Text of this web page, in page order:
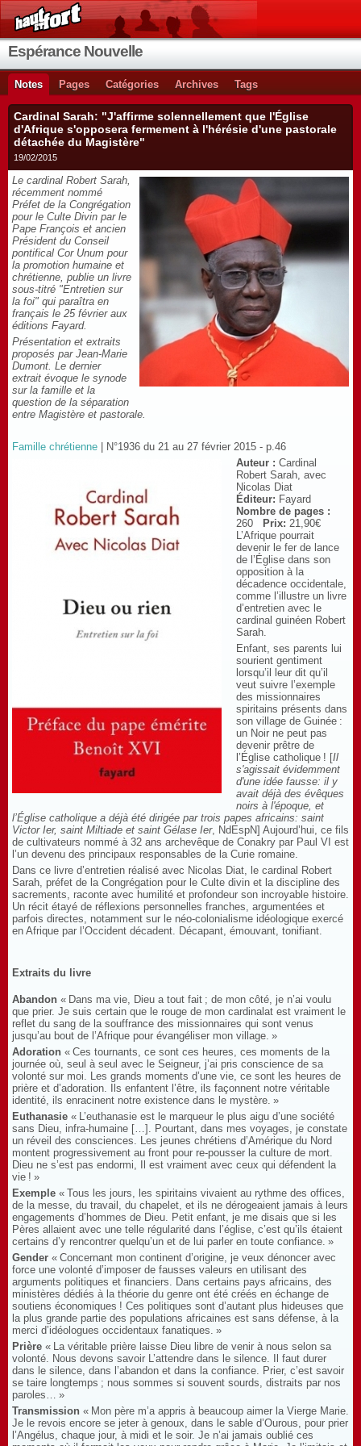
Espérance Nouvelle
Notes Pages Catégories Archives Tags
Cardinal Sarah: "J'affirme solennellement que l'Église
d'Afrique s'opposera fermement à l'hérésie d'une pastorale
détachée du Magistère"
19/02/2015
Le cardinal Robert Sarah,
récemment nommé
Préfet de la Congrégation
pour le Culte Divin par le
Pape François et ancien
Président du Conseil
pontifical Cor Unum pour
la promotion humaine et
chrétienne, publie un livre
sous-titré "Entretien sur
la foi" qui paraîtra en
français le 25 février aux
éditions Fayard.
Présentation et extraits
proposés par Jean-Marie
Dumont. Le dernier
extrait évoque le synode
sur la famille et la
question de la séparation
entre Magistère et pastorale.
Famille chrétienne | N°1936 du 21 au 27 février 2015 - p.46
Auteur :Cardinal
Robert Sarah, avec
Nicolas Diat
Éditeur: Fayard
Nombre de pages :
260
Prix: 21,90€
L’Afrique pourrait
devenir le fer de lance
de l’Église dans son
opposition à la
décadence occidentale,
comme l’illustre un livre
d’entretien avec le
cardinal guinéen Robert
Sarah.
Enfant, ses parents lui
sourient gentiment
lorsqu’il leur dit qu’il
veut suivre l’exemple
des missionnaires
spiritains présents dans
son village de Guinée :
un Noir ne peut pas
devenir prêtre de
l’Église catholique ! [Il
s'agissait évidemment
d'une idée fausse: il y
avait déjà des évêques
noirs à l'époque, et
l’Église catholique a déjà été dirigée par trois papes africains: saint
Victor Ier, saint Miltiade et saint Gélase Ier, NdEspN] Aujourd’hui, ce fils
de cultivateurs nommé à 32 ans archevêque de Conakry par Paul VI est
l’un devenu des principaux responsables de la Curie romaine.
Dans ce livre d’entretien réalisé avec Nicolas Diat, le cardinal Robert
Sarah, préfet de la Congrégation pour le Culte divin et la discipline des
sacrements, raconte avec humilité et profondeur son incroyable histoire.
Un récit étayé de réflexions personnelles franches, argumentées et
parfois directes, notamment sur le néo-colonialisme idéologique exercé
en Afrique par l’Occident décadent. Décapant, émouvant, tonifiant.
Extraits du livre
Abandon « Dans ma vie, Dieu a tout fait ; de mon côté, je n’ai voulu
que prier. Je suis certain que le rouge de mon cardinalat est vraiment le
reflet du sang de la souffrance des missionnaires qui sont venus
jusqu’au bout de l’Afrique pour évangéliser mon village. »
Adoration « Ces tournants, ce sont ces heures, ces moments de la
journée où, seul à seul avec le Seigneur, j’ai pris conscience de sa
volonté sur moi. Les grands moments d’une vie, ce sont les heures de
prière et d’adoration. Ils enfantent l’être, ils façonnent notre véritable
identité, ils enracinent notre existence dans le mystère. »
Euthanasie « L’euthanasie est le marqueur le plus aigu d’une société
sans Dieu, infra-humaine […]. Pourtant, dans mes voyages, je constate
un réveil des consciences. Les jeunes chrétiens d’Amérique du Nord
montent progressivement au front pour re-pousser la culture de mort.
Dieu ne s’est pas endormi, Il est vraiment avec ceux qui défendent la
vie ! »
Exemple « Tous les jours, les spiritains vivaient au rythme des offices,
de la messe, du travail, du chapelet, et ils ne dérogeaient jamais à leurs
engagements d’hommes de Dieu. Petit enfant, je me disais que si les
Pères allaient avec une telle régularité dans l’église, c’est qu’ils étaient
certains d’y rencontrer quelqu’un et de lui parler en toute confiance. »
Gender « Concernant mon continent d’origine, je veux dénoncer avec
force une volonté d’imposer de fausses valeurs en utilisant des
arguments politiques et financiers. Dans certains pays africains, des
ministères dédiés à la théorie du genre ont été créés en échange de
soutiens économiques ! Ces politiques sont d’autant plus hideuses que
la plus grande partie des populations africaines est sans défense, à la
merci d’idéologues occidentaux fanatiques. »
Prière « La véritable prière laisse Dieu libre de venir à nous selon sa
volonté. Nous devons savoir L’attendre dans le silence. Il faut durer
dans le silence, dans l’abandon et dans la confiance. Prier, c’est savoir
se taire longtemps ; nous sommes si souvent sourds, distraits par nos
paroles… »
Transmission « Mon père m’a appris à beaucoup aimer la Vierge Marie.
Je le revois encore se jeter à genoux, dans le sable d’Ourous, pour prier
l’Angélus, chaque jour, à midi et le soir. Je n’ai jamais oublié ces